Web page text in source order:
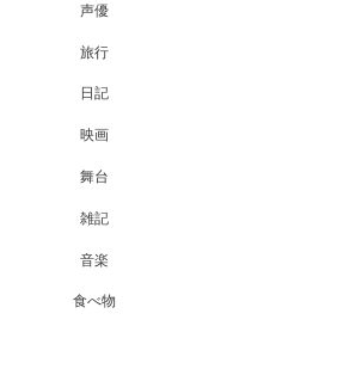
声優
旅行
日記
映画
舞台
雑記
音楽
食べ物